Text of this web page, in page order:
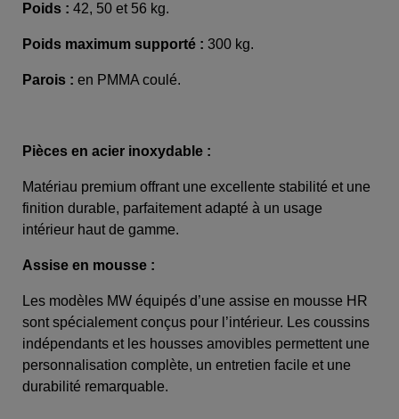
Poids : 42, 50 et 56 kg.
Poids maximum supporté : 300 kg.
Parois : en PMMA coulé.
Pièces en acier inoxydable :
Matériau premium offrant une excellente stabilité et une
finition durable, parfaitement adapté à un usage
intérieur haut de gamme.
Assise en mousse :
Les modèles MW équipés d’une assise en mousse HR
sont spécialement conçus pour l’intérieur. Les coussins
indépendants et les housses amovibles permettent une
personnalisation complète, un entretien facile et une
durabilité remarquable.